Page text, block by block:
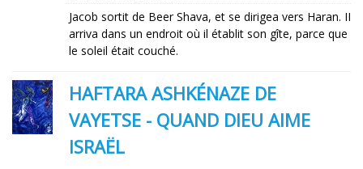
Jacob sortit de Beer Shava, et se dirigea vers Haran. II
arriva dans un endroit où il établit son gîte, parce que
le soleil était couché.
HAFTARA ASHKÉNAZE DE
VAYETSE - QUAND DIEU AIME
ISRAËL